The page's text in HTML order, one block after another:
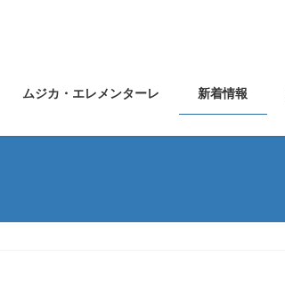
ムジカ・エレメンターレ 新着情報